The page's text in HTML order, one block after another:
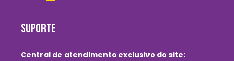
SUPORTE
Central de atendimento exclusivo do site: